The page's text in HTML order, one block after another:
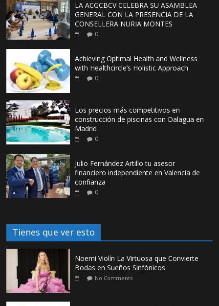
LA ACGCBCV CELEBRA SU ASAMBLEA
GENERAL CON LA PRESENCIA DE LA
CONSELLERA NURIA MONTES
0
Achieving Optimal Health and Wellness
with Healthcircle’s Holistic Approach
0
Los precios más competitivos en
construcción de piscinas con Dalagua en
Madrid
0
Julio Fernández Artillo tu asesor
financiero independiente en Valencia de
confianza
0
Tienes que ver esto
Noemí Violín La Virtuosa que Convierte
Bodas en Sueños Sinfónicos
No Comments